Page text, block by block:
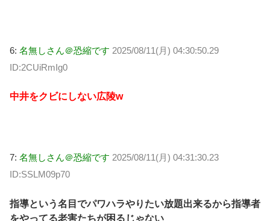
6: 名無しさん＠恐縮です 2025/08/11(月) 04:30:50.29
ID:2CUiRmIg0
中井をクビにしない広陵w
7: 名無しさん＠恐縮です 2025/08/11(月) 04:31:30.23
ID:SSLM09p70
指導という名目でパワハラやりたい放題出来るから指導者
をやってる老害たちが困るじゃない